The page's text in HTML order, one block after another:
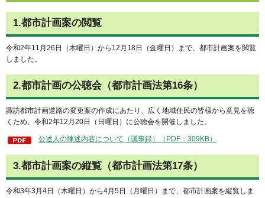
1.都市計画案の閲覧
令和2年11月26日（木曜日）から12月18日（金曜日）まで、都市計画案を閲覧
しました。
2.都市計画の公聴会（都市計画法第16条）
諏訪都市計画道路の変更案の作成にあたり、広く地域住民の皆様から意見を聴
くため、令和2年12月20日（日曜日）に公聴会を開催しました。
公述人の陳述内容について（議事録）（PDF：309KB）
3.都市計画案の縦覧（都市計画法第17条）
令和3年3月4日（木曜日）から4月5日（月曜日）まで、都市計画案を縦覧しま